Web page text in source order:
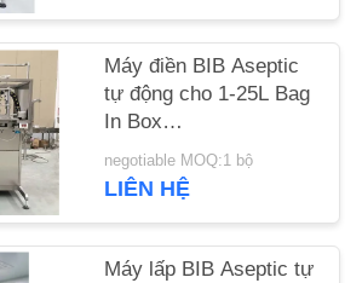
Máy điền BIB Aseptic
tự động cho 1-25L Bag
In Box
Tomato/Mango/Apple
Sauce SUS304/316 tùy
negotiable MOQ:1 bộ
LIÊN HỆ
Máy lấp BIB Aseptic tự